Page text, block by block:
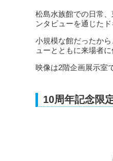
松島水族館での日常
ンタビューを通じた
小規模な館だったか
ューとともに来場者に
映像は2階企画展示室
10周年記念限